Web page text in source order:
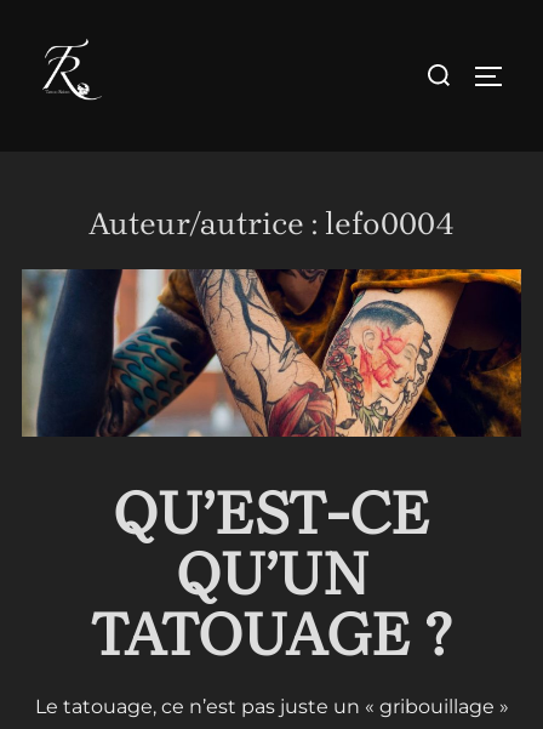
contenu
Rechercher :
Auteur/autrice : lefo0004
QU’EST-CE
QU’UN
TATOUAGE ?
Le tatouage, ce n’est pas juste un « gribouillage »